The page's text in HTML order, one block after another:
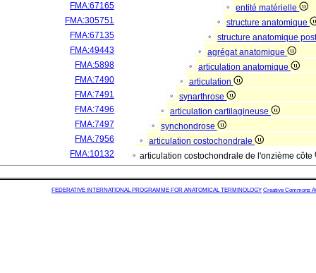
FMA:67165
entité matérielle
FMA:305751
structure anatomique
FMA:67135
structure anatomique
FMA:49443
agrégat anatomique
FMA:5898
articulation anatomique
FMA:7490
articulation
FMA:7491
synarthrose
FMA:7496
articulation cartilagineuse
FMA:7497
synchondrose
FMA:7956
articulation costochondrale
FMA:10132
articulation costochondrale de l'onzième côte
FEDERATIVE INTERNATIONAL PROGRAMME FOR ANATOMICAL TERMINOLOGY Creative Commons